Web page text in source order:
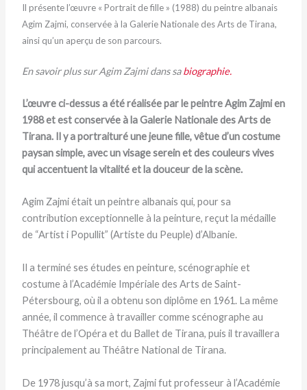
Il présente l’œuvre « Portrait de fille » (1988) du peintre albanais
Agim Zajmi, conservée à la Galerie Nationale des Arts de Tirana,
ainsi qu’un aperçu de son parcours.
En savoir plus sur Agim Zajmi dans sabiographie.
L’œuvre ci-dessus a été réalisée par le peintre Agim Zajmi en
1988 et est conservée à la Galerie Nationale des Arts de
Tirana. Il y a portraituré une jeune fille, vêtue d’un costume
paysan simple, avec un visage serein et des couleurs vives
qui accentuent la vitalité et la douceur de la scène.
Agim Zajmi était un peintre albanais qui, pour sa
contribution exceptionnelle à la peinture, reçut la médaille
de “Artist i Popullit” (Artiste du Peuple) d’Albanie.
Il a terminé ses études en peinture, scénographie et
costume à l’Académie Impériale des Arts de Saint-
Pétersbourg, où il a obtenu son diplôme en 1961. La même
année, il commence à travailler comme scénographe au
Théâtre de l’Opéra et du Ballet de Tirana, puis il travaillera
principalement au Théâtre National de Tirana.
De 1978 jusqu’à sa mort, Zajmi fut professeur à l’Académie